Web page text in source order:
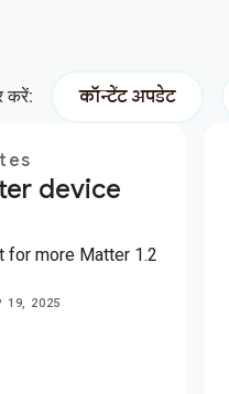
करें: कॉन्टेंट अपडेट
device
for more Matter 1.2
19, 2025